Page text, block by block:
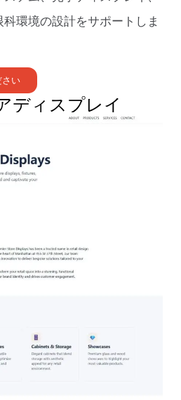
環境の設計をサポートしま
さい
ディスプレイ